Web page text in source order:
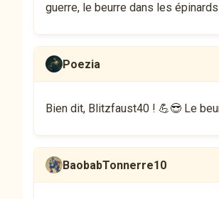
guerre, le beurre dans les
Poezia
Bien dit, Blitzfaust40 ! 💪😎 Le
BaobabTonnerre10